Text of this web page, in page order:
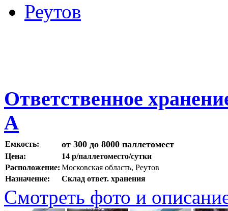
Реутов
Ответственное
А
Емкость: от 300 до 8000 паллетомест
Цена:
14 р/паллетоместо/сутки
Расположение: Московская область, Реутов
Назначение:
Склад ответ. хранения
Смотреть фото и